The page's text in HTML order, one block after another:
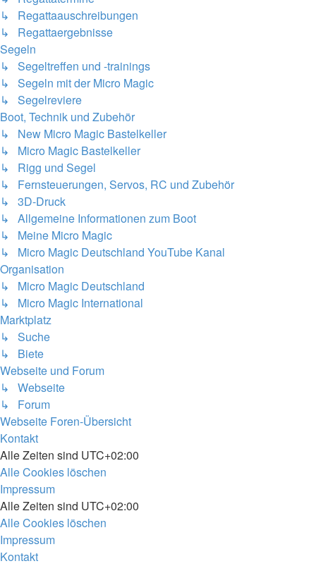
↳ Regattaauschreibungen
↳ Regattaergebnisse
Segeln
↳ Segeltreffen und -trainings
↳ Segeln mit der Micro Magic
↳ Segelreviere
Boot, Technik und Zubehör
↳ New Micro Magic Bastelkeller
↳ Micro Magic Bastelkeller
↳ Rigg und Segel
↳ Fernsteuerungen, Servos, RC und Zubehör
↳ 3D-Druck
↳ Allgemeine Informationen zum Boot
↳ Meine Micro Magic
↳ Micro Magic Deutschland YouTube Kanal
Organisation
↳ Micro Magic Deutschland
↳ Micro Magic International
Marktplatz
↳ Suche
↳ Biete
Webseite und Forum
↳ Webseite
↳ Forum
Webseite Foren-Übersicht
Kontakt
Alle Zeiten sind UTC+02:00
Alle Cookies löschen
Impressum
Alle Zeiten sind UTC+02:00
Alle Cookies löschen
Impressum
Kontakt